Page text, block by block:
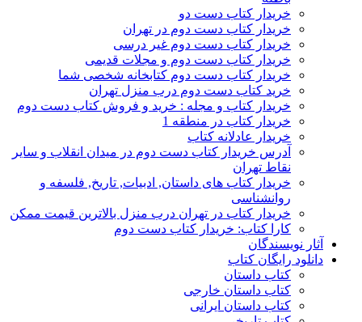
خریدار کتاب دست دو
خریدار کتاب دست دوم در تهران
خریدار کتاب دست دوم غیر درسی
خریدار کتاب دست دوم و مجلات قدیمی
خریدار کتاب دست دوم کتابخانه شخصی شما
خرید کتاب دست دوم درب منزل تهران
خریدار کتاب و مجله : خرید و فروش کتاب دست دوم
خریدار کتاب در منطقه 1
خریدار عادلانه کتاب
آدرس خریدار کتاب دست دوم در میدان انقلاب و سایر
نقاط تهران
خریدار کتاب های داستان, ادبیات, تاریخ, فلسفه و
روانشناسی
خریدار کتاب در تهران درب منزل بالاترین قیمت ممکن
کارا کتاب: خریدار کتاب دست دوم
آثار نویسندگان
دانلود رایگان کتاب
کتاب داستان
کتاب داستان خارجی
کتاب داستان ایرانی